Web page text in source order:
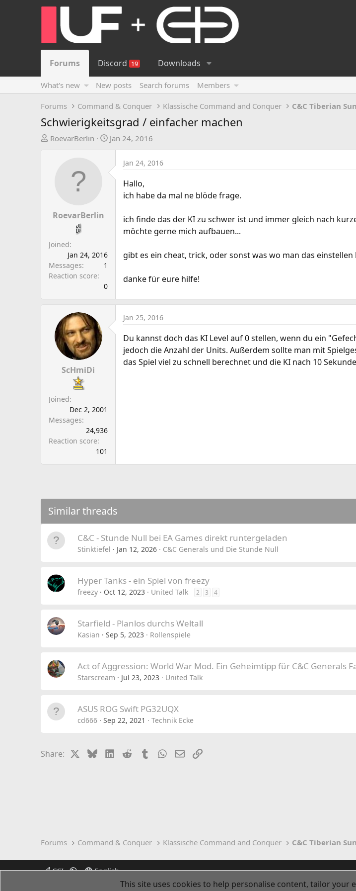
Forums Discord 19 Downloads
What's new New posts Search forums Members
Forums Command & Conquer Klassische Command and Conquer C&C Tiberian Sun
Schwierigkeitsgrad / einfacher machen
T
t
r
RoevarBerlin
S
r
Jan 24, 2016
RoevarBerlin
Joined
Jan 24, 2016
Messages
1
Reaction score
0
Jan 24, 2016
Hallo,
ich habe da mal ne blöde frage.
ich finde das der KI zu schwer ist und immer gleich nach
möchte gerne mich aufbauen...
gibt es ein cheat, trick, oder sonst was wo man das
danke für eure hilfe!
ScHmiDi
Joined
Dec 2, 2001
Messages
24,936
Reaction score
101
Jan 25, 2016
Du kannst doch das KI Level auf 0 stellen, wenn du ein
jedoch die Anzahl der Units. Außerdem sollte man mit
das Spiel viel zu schnell berechnet und die KI nach 10
Similar threads
C&C - Stunde Null bei EA Games direkt runtergeladen
Stinktiefel Jan 12, 2026 C&C Generals und Die Stunde Null
Hyper Tanks - ein Spiel von freezy
freezy Oct 12, 2023 United Talk 2 3 4
Starfield - Planlos durchs Weltall
Kasian Sep 5, 2023 Rollenspiele
Act of Aggression: World War Mod. Ein Geheimtipp für C&C Generals
Starscream Jul 23, 2023 United Talk
ASUS ROG Swift PG32UQX
cd666 Sep 22, 2021 Technik Ecke
Share: BlueskyLinkedIn
Reddit TumblrWhatsApp
EmailLink
Forums Command & Conquer Klassische Command and Conquer C&C Tiberian Sun
CCI English
This site uses cookies to help personalise content, tailor your